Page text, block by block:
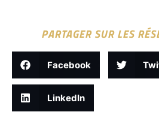
PARTAGER SUR LES
Facebook
LinkedIn